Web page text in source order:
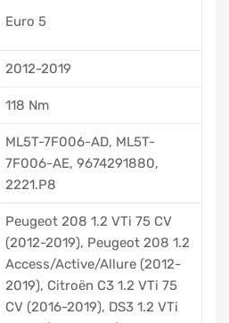
Euro 5
2012-2019
118 Nm
ML5T-7F006-AD, ML5T-
7F006-AE, 9674291880,
2221.P8
Peugeot 208 1.2 VTi 75 CV
(2012-2019), Peugeot 208 1.2
Access/Active/Allure (2012-
2019), Citroën C3 1.2 VTi 75
CV (2016-2019), DS3 1.2 VTi